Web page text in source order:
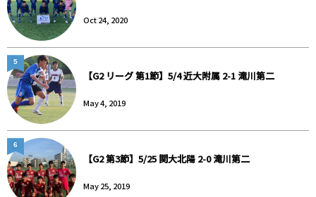
Oct 24, 2020
【G2 リーグ 第1節】5/4 近大附属 2-1 滝川第二
May 4, 2019
5
【G2 第3節】5/25 関大北陽 2-0 滝川第二
May 25, 2019
6